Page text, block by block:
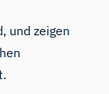
und zeigen